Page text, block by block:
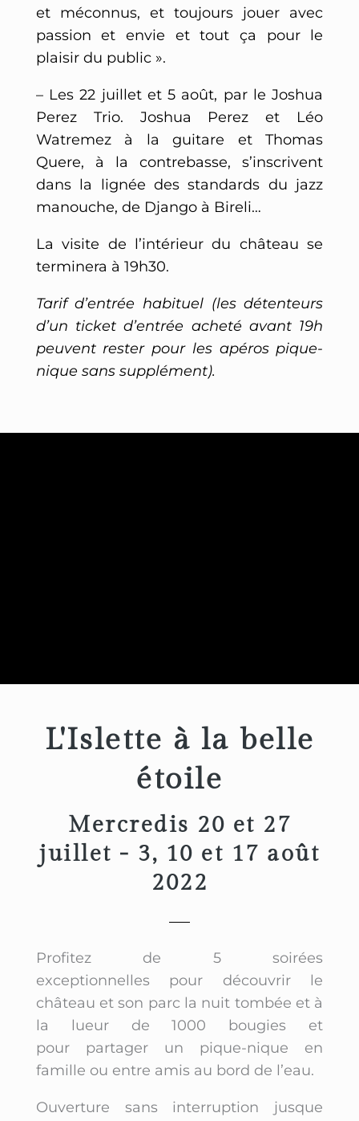
et méconnus, et toujours jouer avec
passion et envie et tout ça pour le
plaisir du public ».
– Les 22 juillet et 5 août, par le Joshua
Perez Trio. Joshua Perez et Léo
Watremez à la guitare et Thomas
Quere, à la contrebasse, s’inscrivent
dans la lignée des standards du jazz
manouche, de Django à Bireli…
La visite de l’intérieur du château se
terminera à 19h30.
Tarif d’entrée habituel (les détenteurs
d’un ticket d’entrée acheté avant 19h
peuvent rester pour les apéros pique-
nique sans supplément).
L'Islette à la belle
étoile
Mercredis 20 et 27
juillet - 3, 10 et 17 août
2022
Profitez de 5 soirées
exceptionnelles pour découvrir le
château et son parc la nuit tombée et à
la lueur de 1000 bougies et
pour partager un pique-nique en
famille ou entre amis au bord de l’eau.
Ouverture sans interruption jusque